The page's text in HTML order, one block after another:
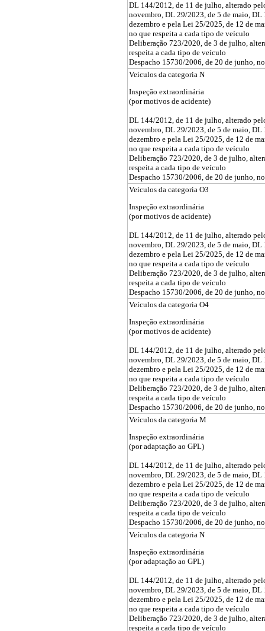
DL 144/2012, de 11 de julho, alterado
novembro, DL 29/2023, de 5 de maio,
dezembro e pela Lei 25/2025, de 12 de
no que respeita a cada tipo de veículo
Deliberação 723/2020, de 3 de julho,
respeita a cada tipo de veículo
Despacho 15730/2006, de 20 de junho,
Veículos da categoria N
Inspeção extraordinária
(por motivos de acidente)
DL 144/2012, de 11 de julho, alterado
novembro, DL 29/2023, de 5 de maio,
dezembro e pela Lei 25/2025, de 12 de
no que respeita a cada tipo de veículo
Deliberação 723/2020, de 3 de julho,
respeita a cada tipo de veículo
Despacho 15730/2006, de 20 de junho,
Veículos da categoria O3
Inspeção extraordinária
(por motivos de acidente)
DL 144/2012, de 11 de julho, alterado
novembro, DL 29/2023, de 5 de maio,
dezembro e pela Lei 25/2025, de 12 de
no que respeita a cada tipo de veículo
Deliberação 723/2020, de 3 de julho,
respeita a cada tipo de veículo
Despacho 15730/2006, de 20 de junho,
Veículos da categoria O4
Inspeção extraordinária
(por motivos de acidente)
DL 144/2012, de 11 de julho, alterado
novembro, DL 29/2023, de 5 de maio,
dezembro e pela Lei 25/2025, de 12 de
no que respeita a cada tipo de veículo
Deliberação 723/2020, de 3 de julho,
respeita a cada tipo de veículo
Despacho 15730/2006, de 20 de junho,
Veículos da categoria M
Inspeção extraordinária
(por adaptação ao GPL)
DL 144/2012, de 11 de julho, alterado
novembro, DL 29/2023, de 5 de maio,
dezembro e pela Lei 25/2025, de 12 de
no que respeita a cada tipo de veículo
Deliberação 723/2020, de 3 de julho,
respeita a cada tipo de veículo
Despacho 15730/2006, de 20 de junho,
Veículos da categoria N
Inspeção extraordinária
(por adaptação ao GPL)
DL 144/2012, de 11 de julho, alterado
novembro, DL 29/2023, de 5 de maio,
dezembro e pela Lei 25/2025, de 12 de
no que respeita a cada tipo de veículo
Deliberação 723/2020, de 3 de julho,
respeita a cada tipo de veículo